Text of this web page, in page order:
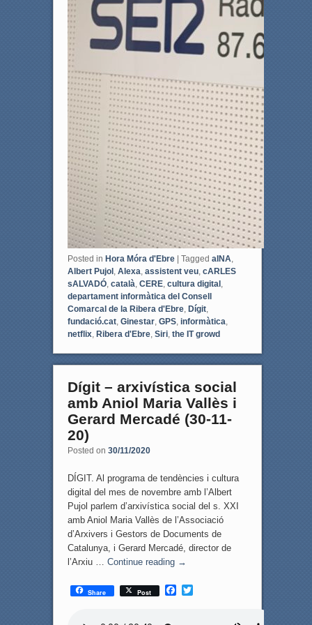
Posted in Hora Móra d'Ebre | Tagged aINA
Albert Pujol, Alexa assistent veu, cARLES
sALVADÓ, català CERE, cultura digital,
departament informàtica del Consell
Comarcal de la Ribera d'Ebre, Dígit,
fundació.cat, Ginestar, GPS, informàtica
netflix, Ribera d'Ebre, Siri, the IT growd
Dígit – arxivística social
amb Aniol Maria Vallès i
Gerard Mercadé (30-11-
20)
Posted on 30/11/2020
DÍGIT. Al programa de tendències i cultura
digital del mes de novembre amb l’Albert
Pujol parlem d’arxivística social del s. XXI
amb Aniol Maria Vallès de l’Associació
d’Arxivers i Gestors de Documents de
Catalunya, i Gerard Mercadé, director de
l’Arxiu … Continue reading →
Share Post
F
T